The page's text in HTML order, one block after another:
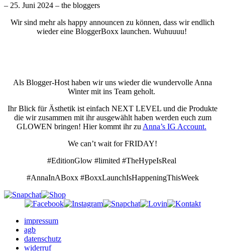
– 25. Juni 2024 – the bloggers
Wir sind mehr als happy announcen zu können, dass wir endlich
wieder eine BloggerBoxx launchen. Wuhuuuu!
Als Blogger-Host haben wir uns wieder die wundervolle Anna
Winter mit ins Team geholt.
Ihr Blick für Ästhetik ist einfach NEXT LEVEL und die Produkte
die wir zusammen mit ihr ausgewählt haben werden euch zum
GLOWEN bringen! Hier kommt ihr zu Anna’s IG Account.
We can’t wait for FRIDAY!
#EditionGlow #limited #TheHypeIsReal
#AnnaInABoxx #BoxxLaunchIsHappeningThisWeek
Facebook
Instagram
Snapchat
E-
Mail
Shop
impressum
agb
datenschutz
widerruf